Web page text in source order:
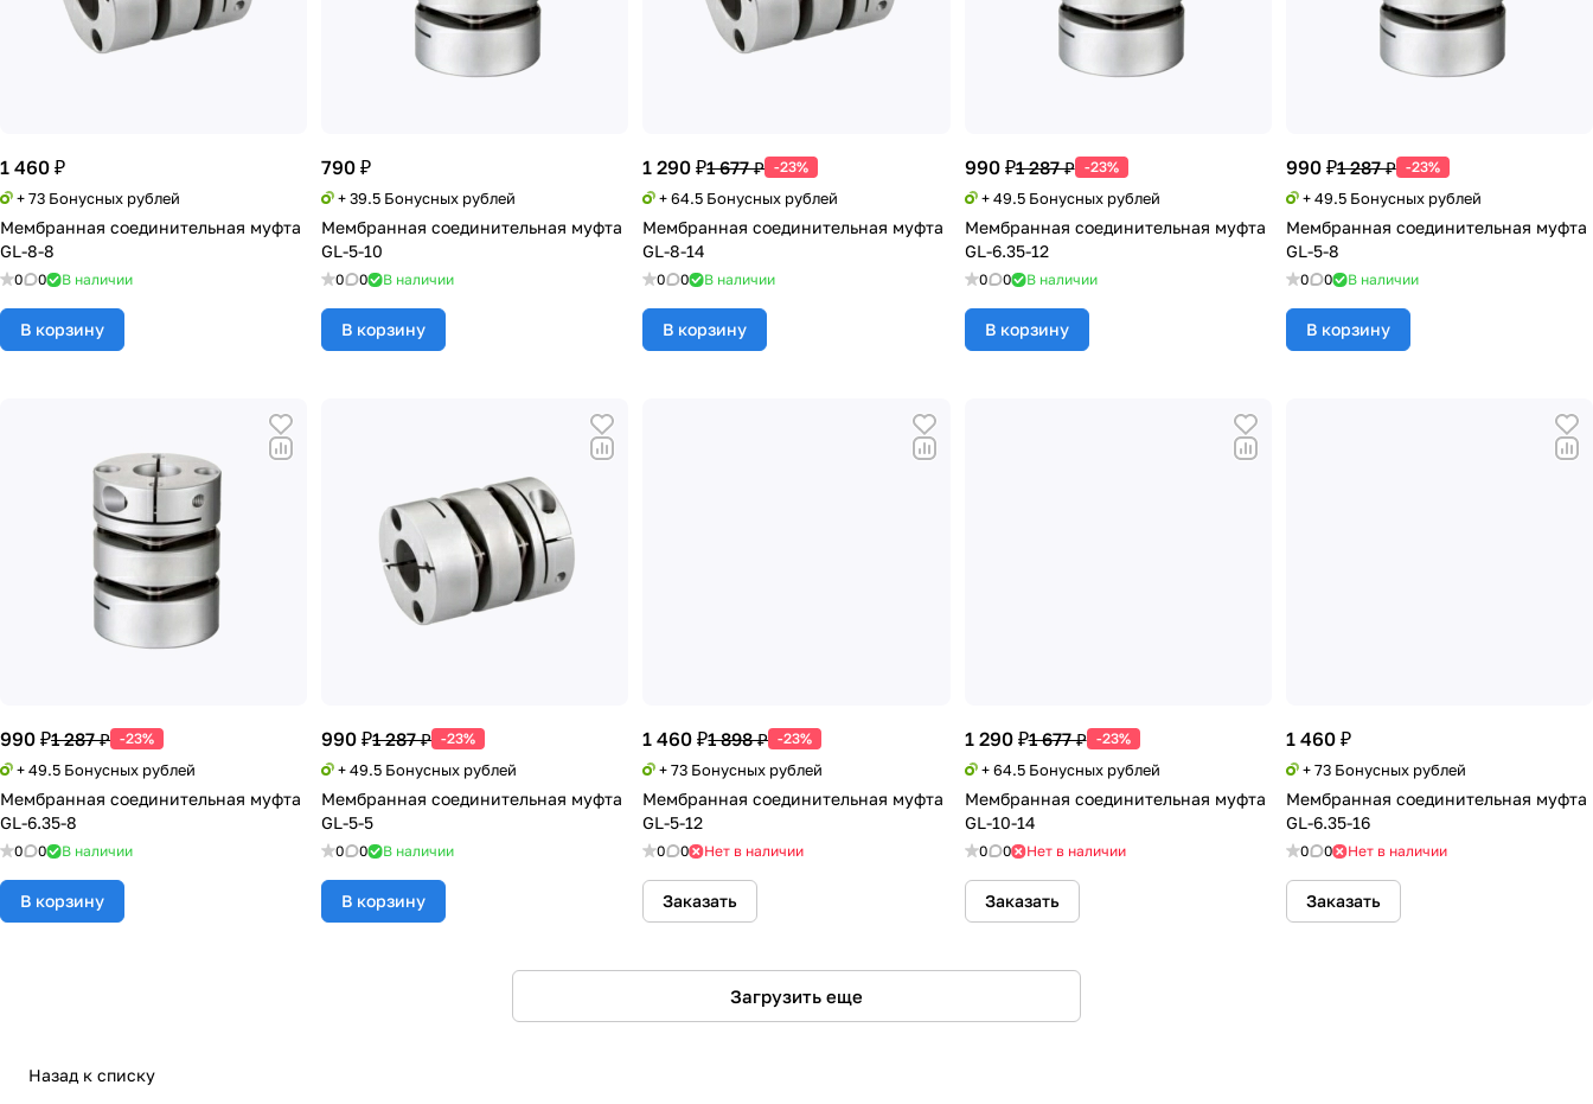
1 460 ₽
+ 73 Бонусных рублей
Мембранная соединительная муфта
GL-8-8
0 0 В наличии
В корзину
790 ₽
+ 39.5 Бонусных рублей
Мембранная соединительная муфта
GL-5-10
0 0 В наличии
В корзину
1 290 ₽1 677 ₽ -23%
+ 64.5 Бонусных рублей
Мембранная соединительная муфта
GL-8-14
0 0 В наличии
В корзину
990 ₽1 287 ₽ -23%
+ 49.5 Бонусных рублей
Мембранная соединительная муфта
GL-6.35-12
0 0 В наличии
В корзину
990 ₽1 287 ₽ -23%
+ 49.5 Бонусных рублей
Мембранная соединительная муфта
GL-5-8
0 0 В наличии
В корзину
990 ₽1 287 ₽ -23%
+ 49.5 Бонусных рублей
Мембранная соединительная муфта
GL-6.35-8
0 0 В наличии
В корзину
990 ₽1 287 ₽ -23%
+ 49.5 Бонусных рублей
Мембранная соединительная муфта
GL-5-5
0 0 В наличии
В корзину
1 460 ₽1 898 ₽ -23%
+ 73 Бонусных рублей
Мембранная соединительная муфта
GL-5-12
0 0 Нет в наличии
Заказать
1 290 ₽1 677 ₽ -23%
+ 64.5 Бонусных рублей
Мембранная соединительная муфта
GL-10-14
0 0 Нет в наличии
Заказать
1 460 ₽
+ 73 Бонусных рублей
Мембранная соединительная муфта
GL-6.35-16
0 0 Нет в наличии
Заказать
Загрузить еще
Назад к списку